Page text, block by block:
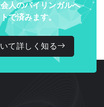
人のバイリンガルへ
で済みます。
て詳しく知る